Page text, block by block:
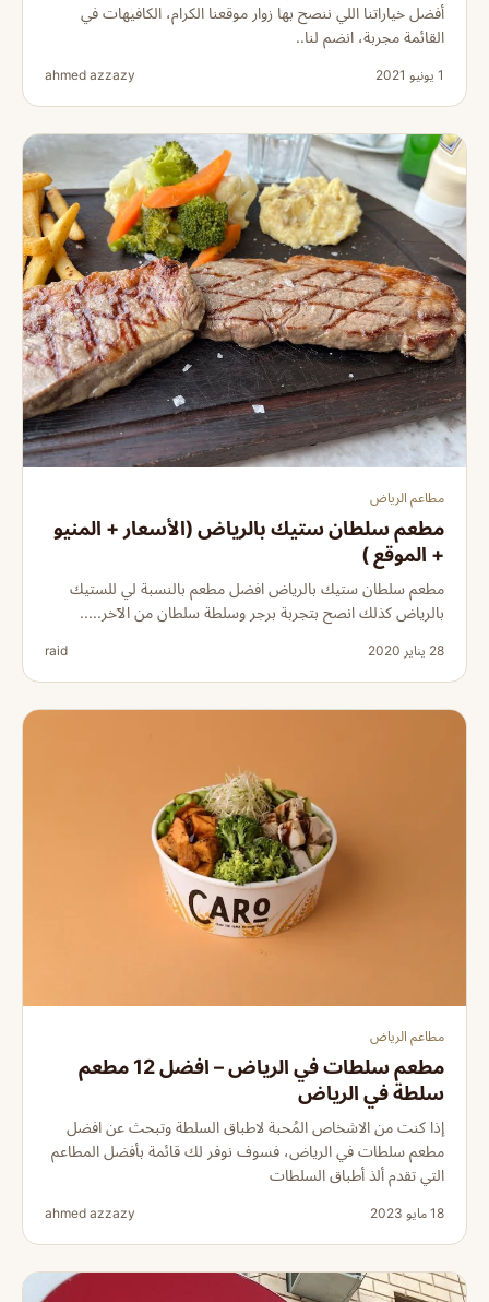
أفضل خياراتنا اللي ننصح بها زوار موقعنا الكرام، الكافيهات في
القائمة مجربة، انضم لنا..
1 يونيو 2021 ahmed azzazy
مطاعم الرياض
مطعم سلطان ستيك بالرياض (الأسعار + المنيو
+ الموقع )
مطعم سلطان ستيك بالرياض افضل مطعم بالنسبة لي للستيك
بالرياض كذلك انصح بتجربة برجر وسلطة سلطان من الآخر.....
28 يناير 2020 raid
مطاعم الرياض
مطعم سلطات في الرياض – افضل 12 مطعم
سلطة في الرياض
إذا كنت من الاشخاص المُحبة لاطباق السلطة وتبحث عن افضل
مطعم سلطات في الرياض، فسوف نوفر لك قائمة بأفضل المطاعم
التي تقدم ألذ أطباق السلطات
18 مايو 2023 ahmed azzazy